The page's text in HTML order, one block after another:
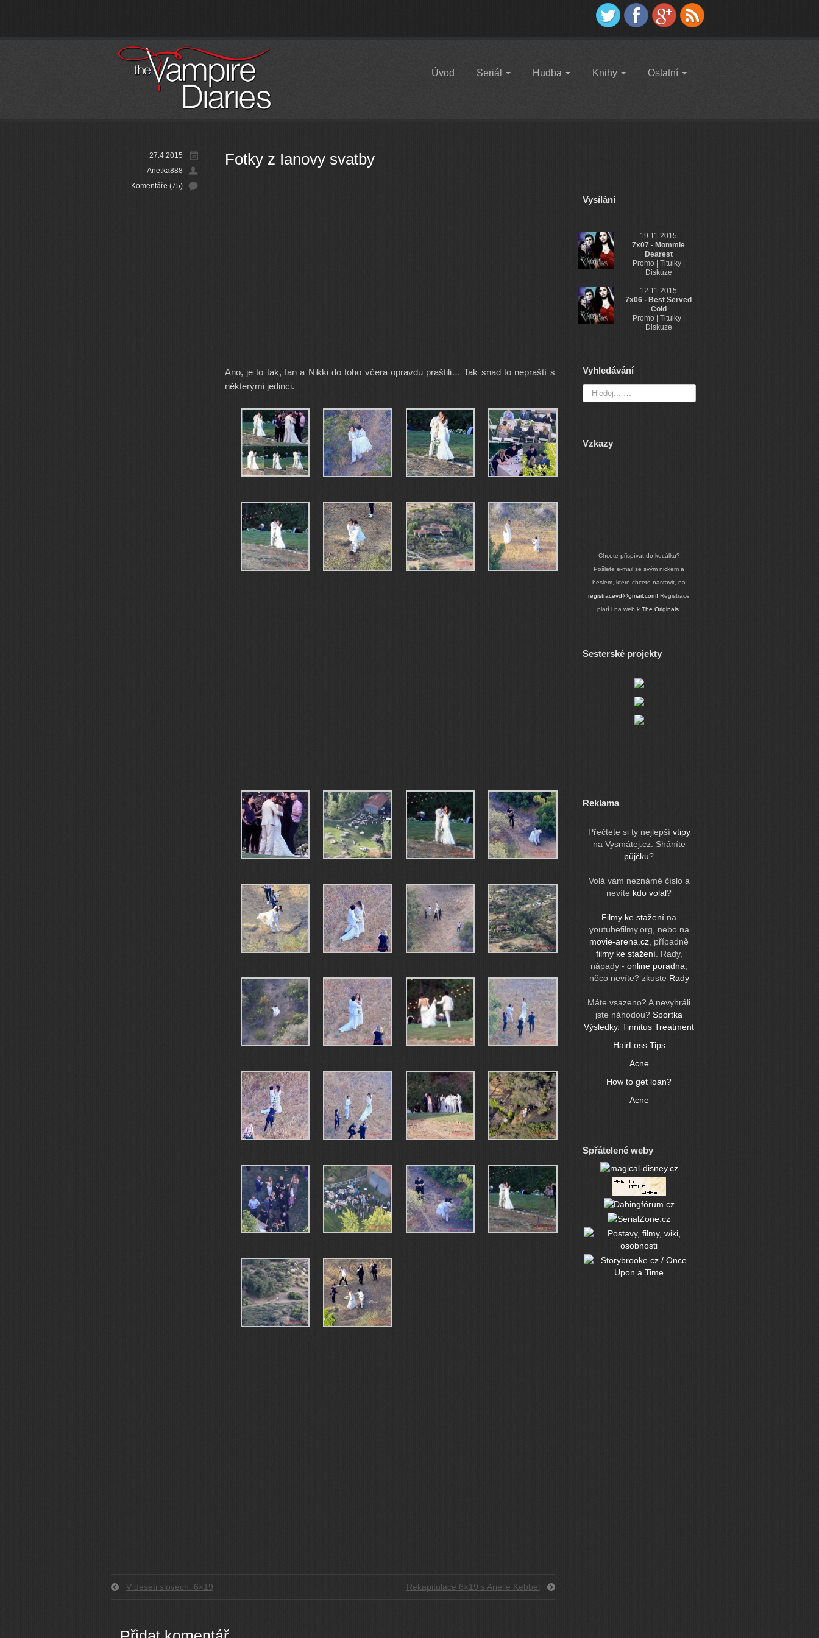
Úvod Seriál Hudba Knihy Ostatní
27.4.2015
Anetka888
Komentáře (75)
Fotky z Ianovy svatby
Ano, je to tak, Ian a Nikki do toho včera opravdu praštili… Tak snad to nepraští s
některými jedinci.
V deseti slovech: 6×19 Rekapitulace 6×19 s Arielle Kebbel
Vysílání
19.11.2015
7x07 - Mommie
Dearest
Promo | Titulky |
Diskuze
12.11.2015
7x06 - Best Served
Cold
Promo | Titulky |
Diskuze
Vyhledávání
Vzkazy
Chcete přispívat do kecálku?
Pošlete e-mail se svým nickem a
heslem, které chcete nastavit, na
registracevd@gmail.com! Registrace
platí i na web kThe Originals
Sesterské projekty
Reklama
Přečtete si ty nejlepší vtipy
na Vysmátej.cz. Sháníte
půjčku?
Volá vám neznámé číslo a
nevíte kdo volal?
Filmy ke stažení na
youtubefilmy.org, nebo na
movie-arena.cz , případně
filmy ke stažení. Rady,
nápady -online poradna
něco nevíte? zkuste Rady
Máte vsazeno? A nevyhráli
jste náhodou?Sportka
Výsledky.Tinnitus Treatment
HairLoss Tips
Acne
How to get loan?
Acne
Spřátelené weby